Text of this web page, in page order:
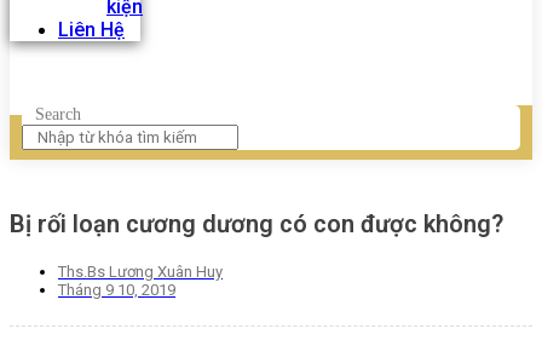
kiện
Liên Hệ
Search
Bị rối loạn cương dương có con được không?
Ths.Bs Lương Xuân Huy
Tháng 9 10, 2019